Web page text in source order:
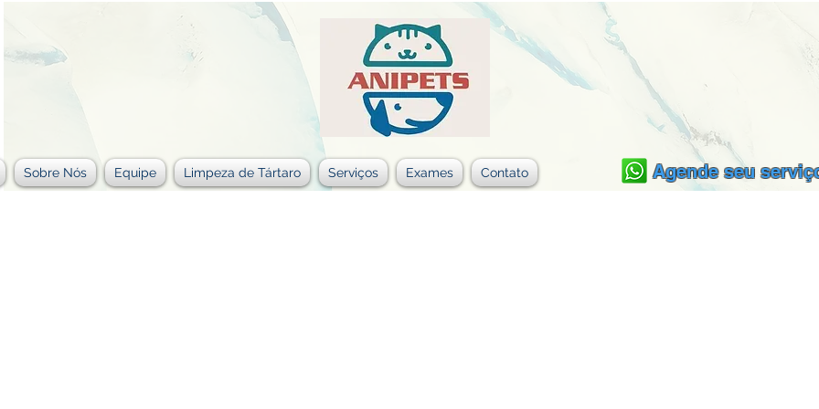
Sobre Nós Equipe Limpeza de Tártaro Serviços Exames Contato Agende seu